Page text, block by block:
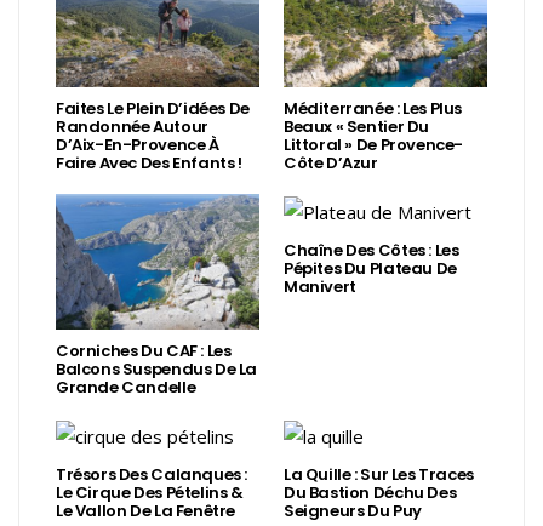
Faites Le Plein D’idées De
Randonnée Autour
D’Aix-En-Provence À
Faire Avec Des Enfants !
Méditerranée : Les Plus
Beaux « Sentier Du
Littoral » De Provence-
Côte D’Azur
Corniches Du CAF : Les
Balcons Suspendus De La
Grande Candelle
Chaîne Des Côtes : Les
Pépites Du Plateau De
Manivert
Trésors Des Calanques :
Le Cirque Des Pételins &
Le Vallon De La Fenêtre
La Quille : Sur Les Traces
Du Bastion Déchu Des
Seigneurs Du Puy